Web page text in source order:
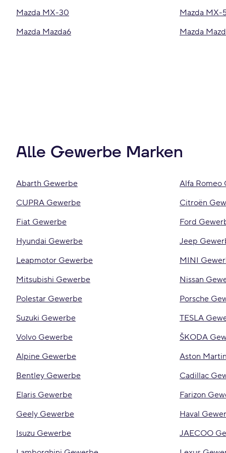
Mazda MX-30
Mazda MX-
Mazda Mazda6
Mazda
Alle Gewerbe Marken
Abarth Gewerbe Alfa Romeo
CUPRA Gewerbe
Citroën
Fiat Gewerbe
Ford
Hyundai Gewerbe
Jeep
Leapmotor Gewerbe
MINI
Mitsubishi Gewerbe
Nissan
Polestar Gewerbe
Porsche
Suzuki Gewerbe
TESLA
Volvo Gewerbe
ŠKODA
Alpine Gewerbe
Aston
Bentley Gewerbe
Cadillac
Elaris Gewerbe
Farizon
Geely Gewerbe
Haval
Isuzu Gewerbe
JAECOO